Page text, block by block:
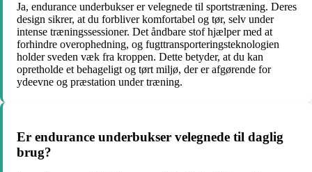
Ja, endurance underbukser er velegnede til sportstræning. Deres
design sikrer, at du forbliver komfortabel og tør, selv under
intense træningssessioner. Det åndbare stof hjælper med at
forhindre overophedning, og fugttransporteringsteknologien
holder sveden væk fra kroppen. Dette betyder, at du kan
opretholde et behageligt og tørt miljø, der er afgørende for
ydeevne og præstation under træning.
Er endurance underbukser velegnede til daglig
brug?